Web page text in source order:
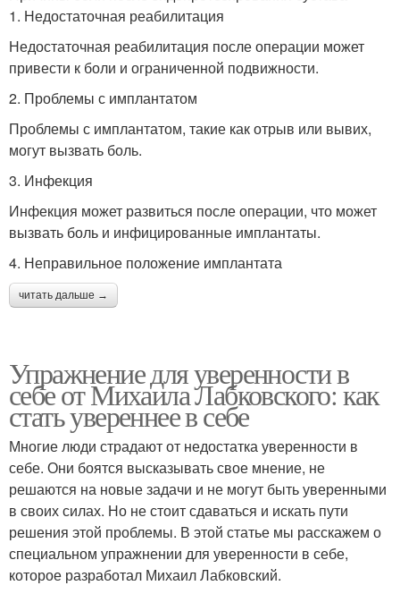
1. Недостаточная реабилитация
Недостаточная реабилитация после операции может
привести к боли и ограниченной подвижности.
2. Проблемы с имплантатом
Проблемы с имплантатом, такие как отрыв или вывих,
могут вызвать боль.
3. Инфекция
Инфекция может развиться после операции, что может
вызвать боль и инфицированные имплантаты.
4. Неправильное положение имплантата
читать дальше →
Упражнение для уверенности в
себе от Михаила Лабковского: как
стать увереннее в себе
Многие люди страдают от недостатка уверенности в
себе. Они боятся высказывать свое мнение, не
решаются на новые задачи и не могут быть уверенными
в своих силах. Но не стоит сдаваться и искать пути
решения этой проблемы. В этой статье мы расскажем о
специальном упражнении для уверенности в себе,
которое разработал Михаил Лабковский.